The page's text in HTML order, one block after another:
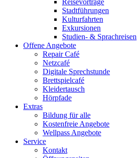
Reisevorträge
Stadtführungen
Kulturfahrten
Exkursionen
Studien- & Sprachreisen
Offene Angebote
Repair Café
Netzcafé
Digitale Sprechstunde
Brettspielcafé
Kleidertausch
Hörpfade
Extras
Bildung für alle
Kostenfreie Angebote
Wellpass Angebote
Service
Kontakt